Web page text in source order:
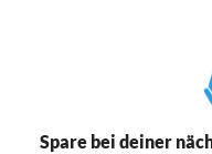
Spare bei deiner